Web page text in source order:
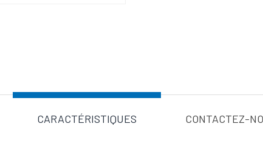
CARACTÉRISTIQUES CONTACTEZ-